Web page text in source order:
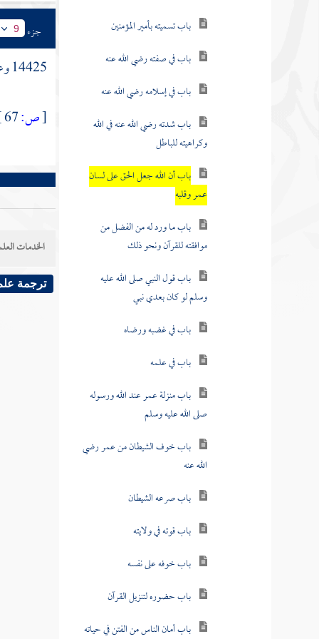
باب تسميته بأمير المؤمنين
باب في صفته رضي الله عنه
باب في إسلامه رضي الله عنه
باب شدته رضي الله عنه في الله
وكراهيته للباطل
باب أن الله جعل الحق على لسان
عمر وقلبه
باب ما ورد له من الفضل من
موافقته للقرآن ونحو ذلك
باب قول النبي صلى الله عليه
وسلم لو كان بعدي نبي
باب في غضبه ورضاه
باب في علمه
باب منزلة عمر عند الله ورسوله
صلى الله عليه وسلم
باب خوف الشيطان من عمر رضي
الله عنه
باب صرعه الشيطان
باب قوته في ولايته
باب خوفه على نفسه
باب حضوره لتنزيل القرآن
باب أمان الناس من الفتن في حياته
جزء 9
14425 وعن
[ص:
الخدمات
ترجمة